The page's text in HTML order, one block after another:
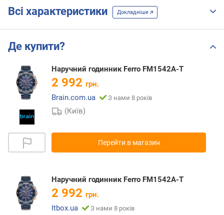
Всі характеристики Докладніше
Де купити?
Наручний годинник Ferro FM1542A-T
2 992 грн.
Brain.com.ua
З нами 8 років
(Київ)
Перейти в магазин
Наручний годинник Ferro FM1542A-T
2 992 грн.
Itbox.ua
З нами 8 років